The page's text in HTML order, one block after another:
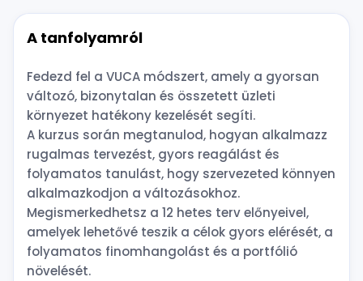
A tanfolyamról
Fedezd fel a VUCA módszert, amely a gyorsan
változó, bizonytalan és összetett üzleti
környezet hatékony kezelését segíti.
A kurzus során megtanulod, hogyan alkalmazz
rugalmas tervezést, gyors reagálást és
folyamatos tanulást, hogy szervezeted könnyen
alkalmazkodjon a változásokhoz.
Megismerkedhetsz a 12 hetes terv előnyeivel,
amelyek lehetővé teszik a célok gyors elérését, a
folyamatos finomhangolást és a portfólió
növelését.